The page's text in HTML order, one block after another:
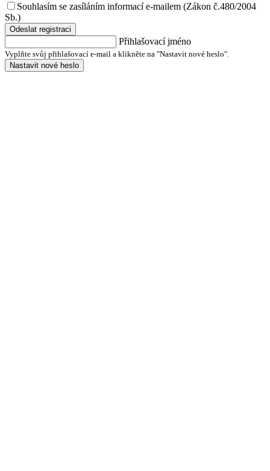
Souhlasím se zasíláním informací e-mailem (Zákon č.480/2004
Sb.)
Odeslat registraci
Přihlašovací jméno
Vyplňte svůj přihlašovací e-mail a klikněte na "Nastavit nové heslo".
Nastavit nové heslo